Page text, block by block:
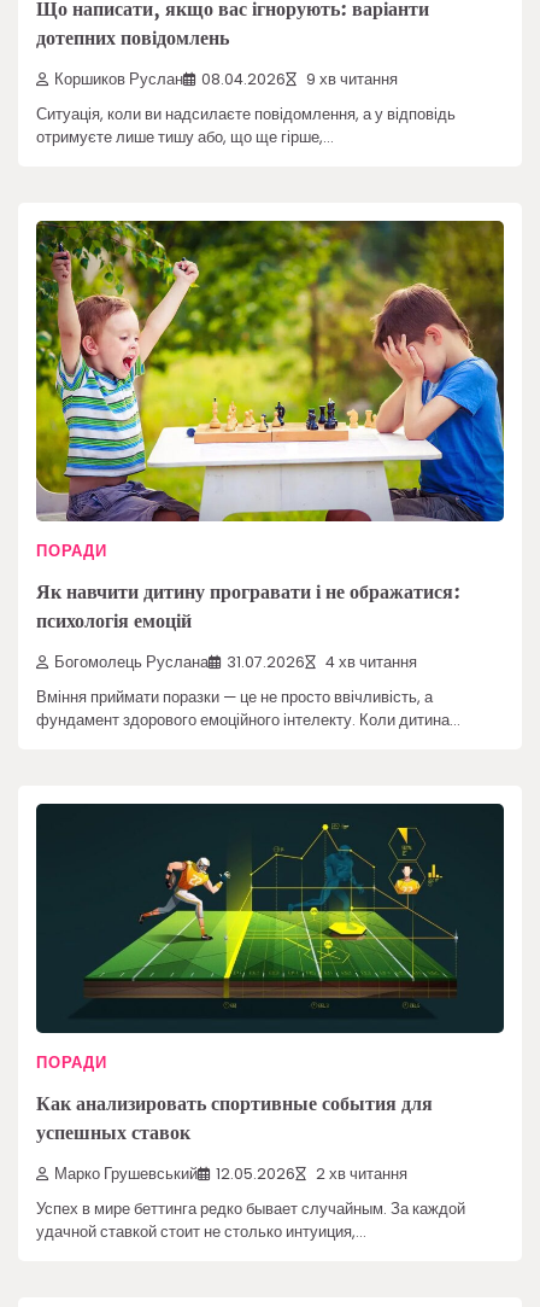
Що написати, якщо вас ігнорують: варіанти
дотепних повідомлень
Коршиков Руслан 08.04.2026 9 хв читання
Ситуація, коли ви надсилаєте повідомлення, а у відповідь
отримуєте лише тишу або, що ще гірше,…
ПОРАДИ
Як навчити дитину програвати і не ображатися:
психологія емоцій
Богомолець Руслана 31.07.2026 4 хв читання
Вміння приймати поразки — це не просто ввічливість, а
фундамент здорового емоційного інтелекту. Коли дитина…
ПОРАДИ
Как анализировать спортивные события для
успешных ставок
Марко Грушевський 12.05.2026 2 хв читання
Успех в мире беттинга редко бывает случайным. За каждой
удачной ставкой стоит не столько интуиция,…